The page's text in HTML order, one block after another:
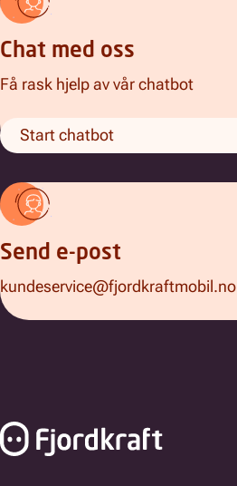
Chat med oss
Få rask hjelp av vår chatbot
Start chatbot
Send e-post
kundeservice@fjordkraftmobil.no